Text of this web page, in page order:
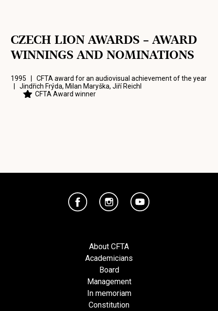
CZECH LION AWARDS – AWARD
WINNINGS AND NOMINATIONS
1995 | CFTA award for an audiovisual achievement of the year
|Jindřich Frýda, Milan Maryška,Jiří Reichl
CFTA Award winner
About CFTA
Academicians
Board
Management
In memoriam
Constitution